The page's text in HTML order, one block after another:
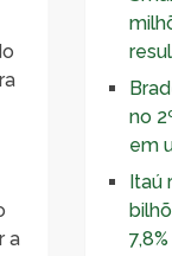
a
no
em
Itaú
7,8%